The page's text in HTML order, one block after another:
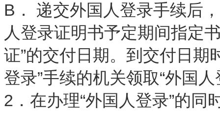
B． 递交外国人登录手续后
人登录证明书予定期间指定
证”的交付日期。到交付日期
登录”手续的机关领取“外国
2．在办理“外国人登录”的同